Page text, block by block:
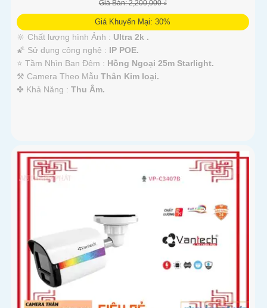
Giá Bán: 2,200,000 ₫
Giá Khuyến Mại: 30%
🔆 Chất lượng hình Ảnh : Ultra 2k .
🌠 Sử dụng công nghệ : IP POE.
⭐ Tầm Nhìn Ban Đêm : Hồng Ngoại 25m Starlight.
⚒ Camera Theo Mẫu Thân Kim loại.
️✤ Khả Năng : Thu Âm.